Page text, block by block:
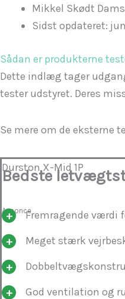
Mikkel Skødt
Sidst opdateret:
Sådan er produkterne
Dette indlæg tager
tester udstyret. Deres
Se mere om de eksterne
Durston X-Mid 1P
Bedste
AnnonceFremragende værdi
Meget stærk
God ventilation og